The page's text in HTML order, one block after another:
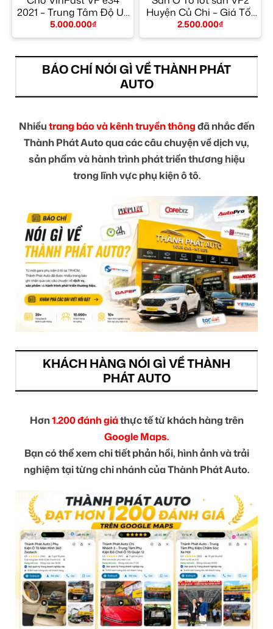
2021 – Trung Tâm Độ Uy
Tín TPHCM
5.000.000₫
Huyện Củ Chi – Giá Tốt
TPHCM
2.500.000₫
BÁO CHÍ NÓI GÌ VỀ THÀNH PHÁT
AUTO
Nhiềutrang báo và kênh truyền thôngđã nhắc đến
Thành Phát Auto qua các câu chuyện về dịch vụ,
sản phẩm và hành trình phát triển thương hiệu
trong lĩnh vực phụ kiện ô tô.
KHÁCH HÀNG NÓI GÌ VỀ THÀNH
PHÁT AUTO
Hơn1.200 đánh giáthực tế từ khách hàng trên
Google Maps.
Bạn có thể xem chi tiết phản hồi, hình ảnh và trải
nghiệm tại từng chi nhánh của Thành Phát Auto.